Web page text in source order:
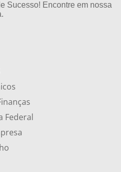
Sucesso! Encontre em nossa
Federal